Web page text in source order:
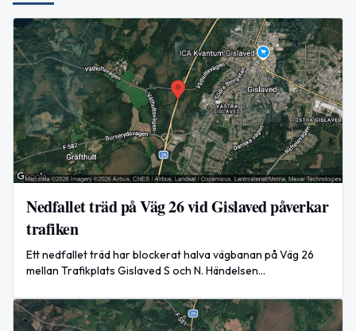
Nedfallet träd på Väg 26 vid Gislaved påverkar
trafiken
Ett nedfallet träd har blockerat halva vägbanan på Väg 26
mellan Trafikplats Gislaved S och N. Händelsen